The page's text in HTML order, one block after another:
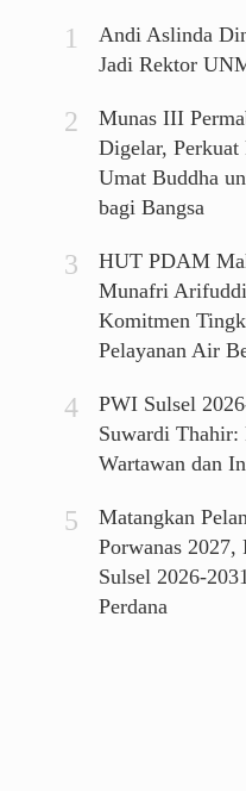
Andi Aslinda
Jadi Rektor
Munas III
Digelar, Perkuat
Umat Buddha
bagi Bangsa
HUT PDAM
Munafri
Komitmen
Pelayanan Air
PWI Sulsel
Suwardi Thahir:
Wartawan dan
Matangkan
Porwanas 2027,
Sulsel 2026-
Perdana